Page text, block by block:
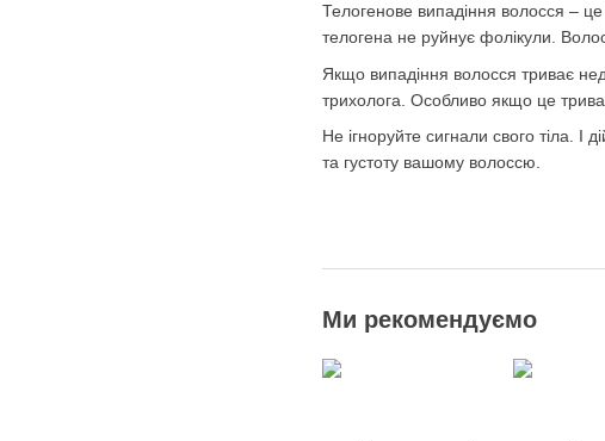
Телогенове випадіння волосся –
телогена не руйнує фолікули.
Якщо випадіння волосся триває
трихолога. Особливо якщо це
Не ігноруйте сигнали свого тіла.
та густоту вашому волоссю.
Ми рекомендуємо